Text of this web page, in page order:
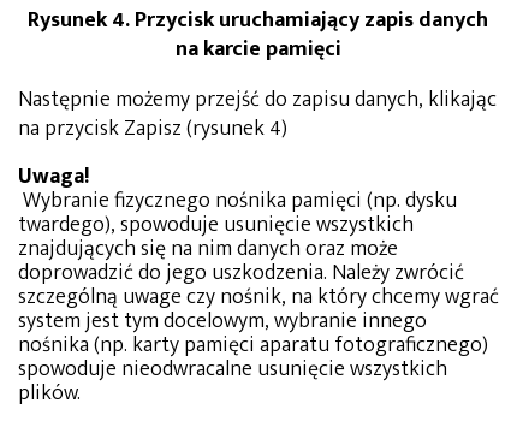
Rysunek 4. Przycisk uruchamiający zapis danych
na karcie pamięci
Następnie możemy przejść do zapisu danych, klikając
na przycisk Zapisz (rysunek 4)
Uwaga!
Wybranie fizycznego nośnika pamięci (np. dysku
twardego), spowoduje usunięcie wszystkich
znajdujących się na nim danych oraz może
doprowadzić do jego uszkodzenia. Należy zwrócić
szczególną uwage czy nośnik, na który chcemy wgrać
system jest tym docelowym, wybranie innego
nośnika (np. karty pamięci aparatu fotograficznego)
spowoduje nieodwracalne usunięcie wszystkich
plików.